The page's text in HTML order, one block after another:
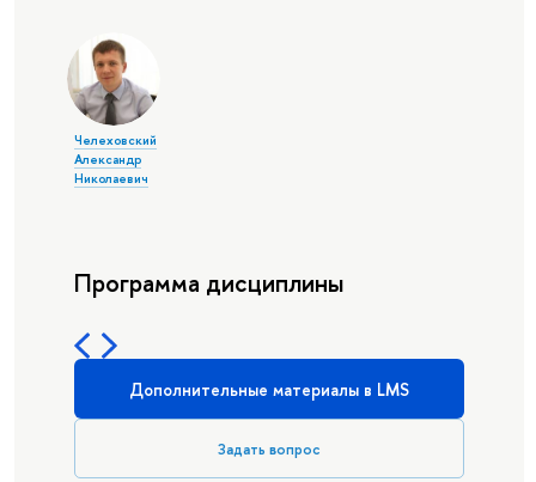
Челеховский
Александр
Николаевич
Программа дисциплины
Дополнительные материалы в LMS
Задать вопрос